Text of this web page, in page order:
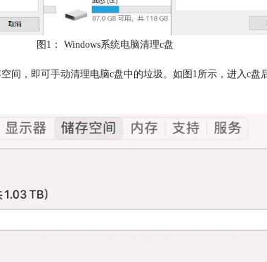
图1： Windows系统电脑清理c盘
间，即可手动清理电脑c盘中的垃圾。如图1所示，进入c盘